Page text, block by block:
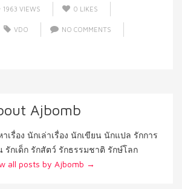
1963 VIEWS 0 LIKES
VDO NO COMMENTS
Ajbomb
เรื่อง นักเล่าเรื่อง นักเขียน นักแปล รักการ
รักเด็ก รักสัตว์ รักธรรมชาติ รักษ์โลก
all posts by Ajbomb →